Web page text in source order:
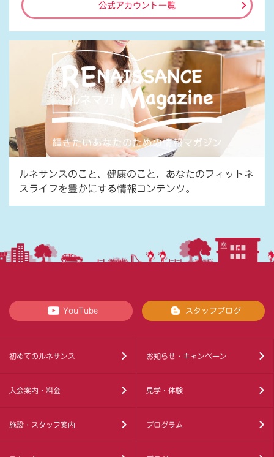
公式アカウント一覧
ルネサンスのこと、健康のこと、あなたのフィットネ
スライフを豊かにする情報コンテンツ。
YouTube スタッフブログ
初めてのルネサンス お知らせ・キャンペーン
入会案内・料金 見学・体験
施設・スタッフ案内 プログラム